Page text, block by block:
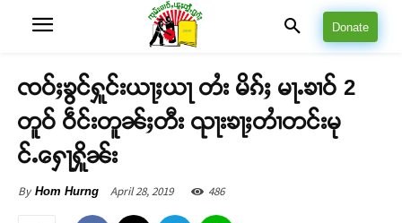
Donate
ၸဝ်ႈၶွင်ႁူင်းယႃႈယႃ တႆး မိၵ်ႈ မႃႉၶၢဝ် 2
တူဝ် ဝဵင်းတူၼ်ႈတီး ၺႃးၶႃႈတၢႆတင်းမု
င်ႉႁေႃႁိူၼ်း
By Hom Hurng April 28, 2019 486